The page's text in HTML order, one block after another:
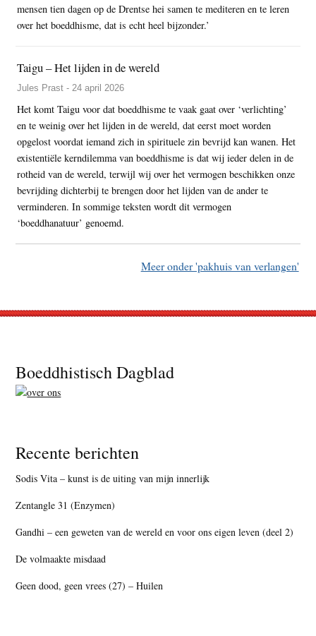
mensen tien dagen op de Drentse hei samen te mediteren en te leren
over het boeddhisme, dat is echt heel bijzonder.’
Taigu – Het lijden in de wereld
Jules Prast - 24 april 2026
Het komt Taigu voor dat boeddhisme te vaak gaat over ‘verlichting’
en te weinig over het lijden in de wereld, dat eerst moet worden
opgelost voordat iemand zich in spirituele zin bevrijd kan wanen. Het
existentiële kerndilemma van boeddhisme is dat wij ieder delen in de
rotheid van de wereld, terwijl wij over het vermogen beschikken onze
bevrijding dichterbij te brengen door het lijden van de ander te
verminderen. In sommige teksten wordt dit vermogen
‘boeddhanatuur’ genoemd.
Meer onder 'pakhuis van verlangen'
Footer
Boeddhistisch Dagblad
Recente berichten
Sodis Vita – kunst is de uiting van mijn innerlijk
Zentangle 31 (Enzymen)
Gandhi – een geweten van de wereld en voor ons eigen leven (deel 2)
De volmaakte misdaad
Geen dood, geen vrees (27) – Huilen